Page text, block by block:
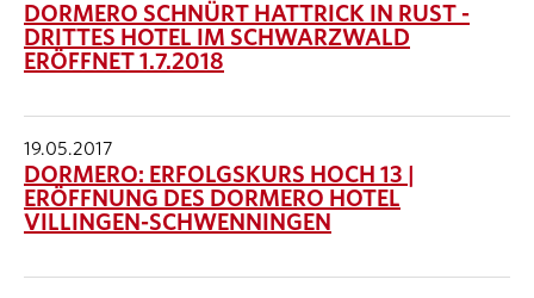
DORMERO SCHNÜRT HATTRICK IN RUST -
DRITTES HOTEL IM SCHWARZWALD
ERÖFFNET 1.7.2018
19.05.2017
DORMERO: ERFOLGSKURS HOCH 13 |
ERÖFFNUNG DES DORMERO HOTEL
VILLINGEN-SCHWENNINGEN